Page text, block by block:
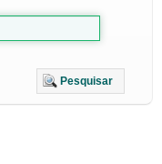
Pesquisar